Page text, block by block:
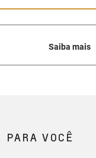
Saiba mais